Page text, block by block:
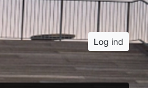
Log ind